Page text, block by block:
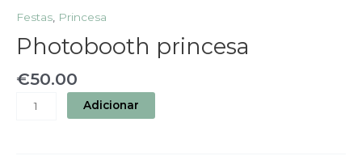
Festas Princesa
Photobooth princesa
€50.00
Adicionar